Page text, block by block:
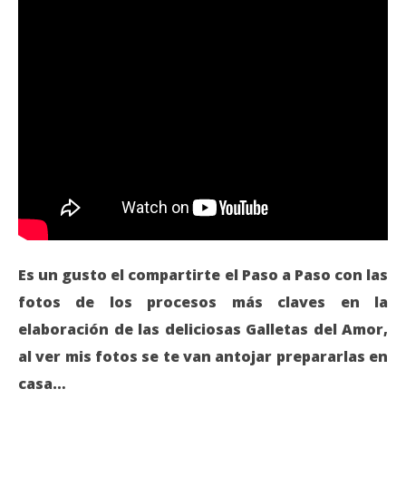
Es un gusto el compartirte el Paso a Paso con las
fotos de los procesos más claves en la
elaboración de las deliciosas Galletas del Amor,
al ver mis fotos se te van antojar prepararlas en
casa…